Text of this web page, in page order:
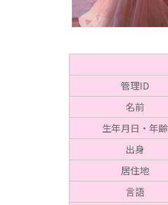
管理ID
名前
生年月日・年齢
出身
居住地
言語